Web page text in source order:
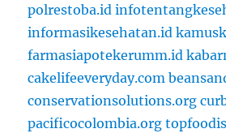
polrestoba.id
informasikesehatan.id
farmasiapotekerumm.id
cakelifeeveryday.com
conservationsolutions.org
pacificocolombia.org